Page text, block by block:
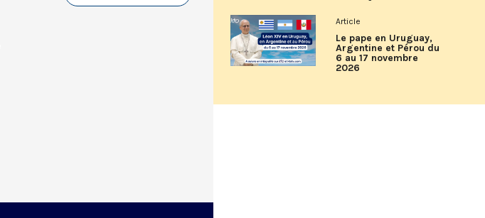
Article
Le pape en Uruguay,
Argentine et Pérou du
6 au 17 novembre
2026